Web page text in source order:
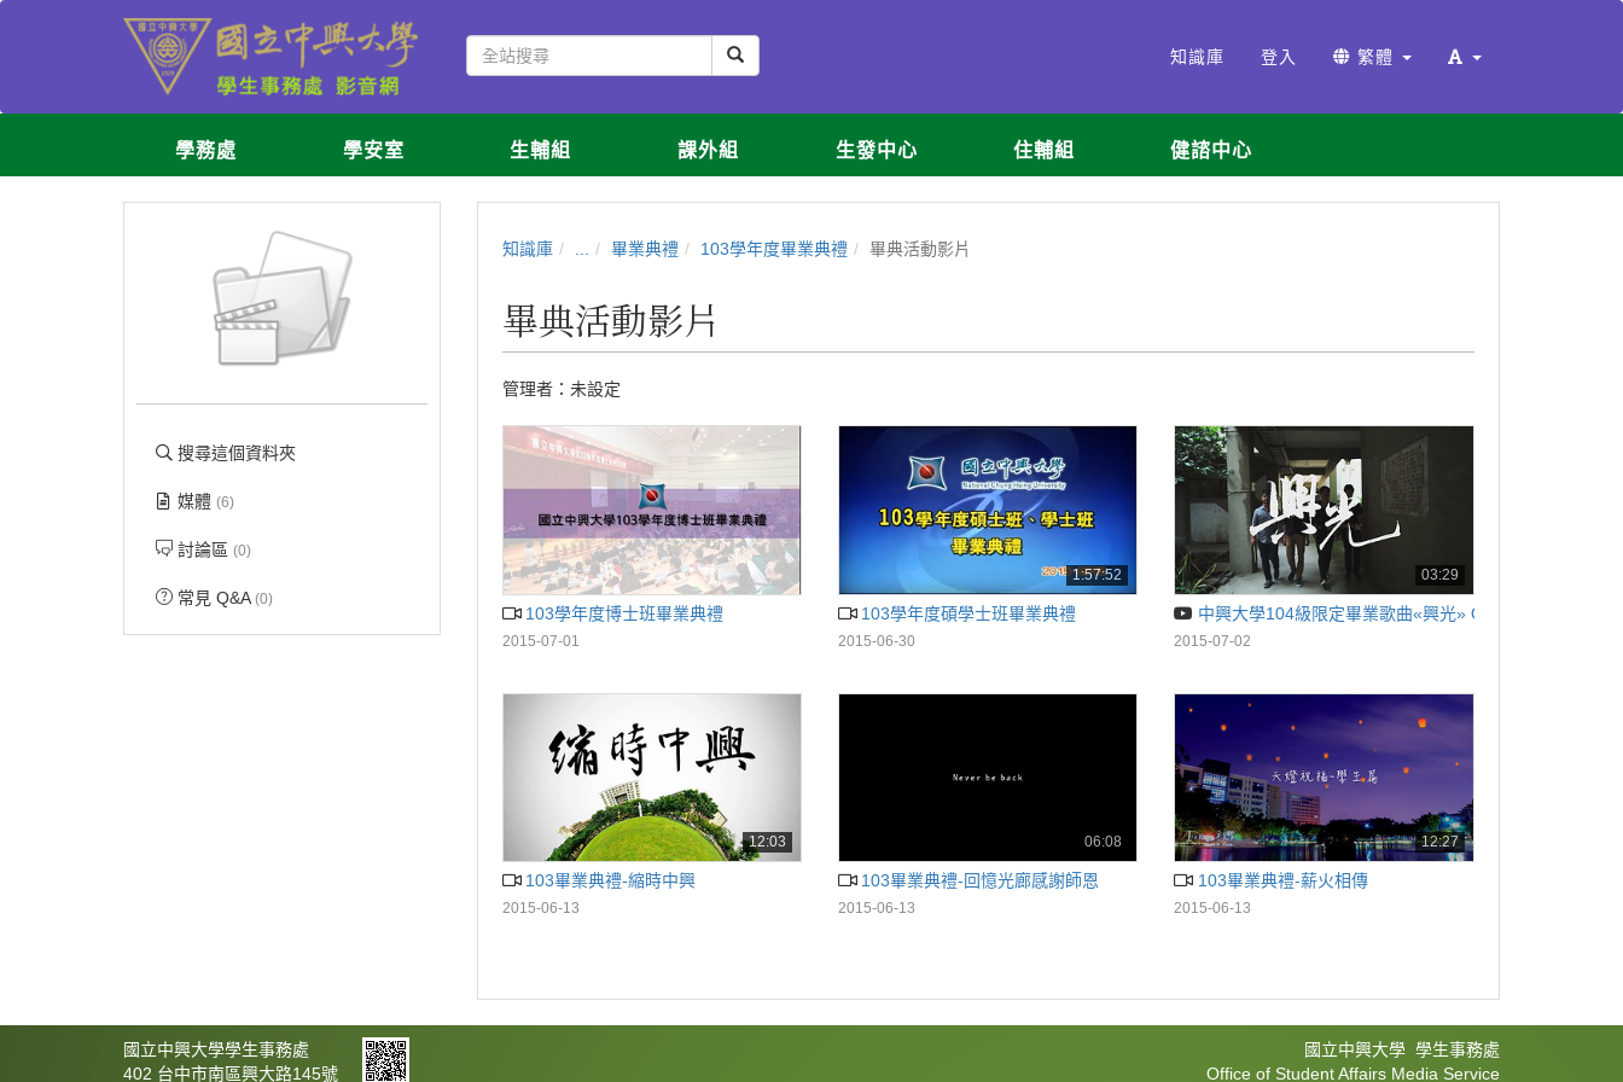
知識庫 登入 繁體
學務處 學安室 生輔組 課外組 生發中心 住輔組 健諮中心
搜尋這個資料夾
媒體(6)
討論區(0)
常見 Q&A(0)
知識庫 畢業典禮 103學年度畢業典禮 畢典活動影片
畢典活動影片
管理者：未設定
103學年度博士班畢業典禮
2015-07-01
1:57:52
103學年度碩學士班畢業典禮
2015-06-30
03:29
中興大學104級限定畢業歌曲«興光» Official MV | 興大
2015-07-02
12:03
103畢業典禮-縮時中興
2015-06-13
06:08
103畢業典禮-回憶光廊感謝師恩
2015-06-13
12:27
103畢業典禮-薪火相傳
2015-06-13
國立中興大學 學生事務處
Office of Student Affairs Media Service
國立中興大學學生事務處
402 台中市南區興大路145號